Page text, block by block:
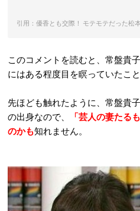
引用：優香とも交際！ モテモテだった
このコメントを読むと、常盤貴
にはある程度目を瞑っていたこ
先ほども触れたように、常盤貴
の出身なので、
「芸人の妻たる
のかも知れません。